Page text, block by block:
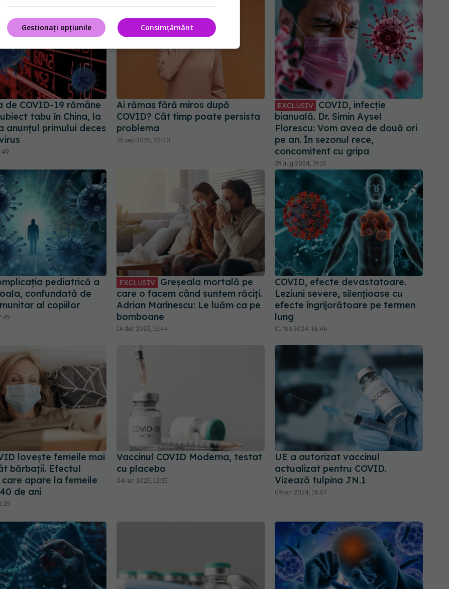
de COVID-19 rămâne
tabu în China, la
anunțul primului deces
Ai rămas fără miros după
COVID? Cât timp poate persista
problema
25 sep 2025, 22:40
EXCLUSIV
COVID, infecție
bianuală. Dr. Simin Aysel
Florescu: Vom avea de două ori
pe an. În sezonul rece,
concomitent cu gripa
29 aug 2024, 19:13
pediatrică a
confundată de
al copiilor
EXCLUSIV
Greșeala mortală pe
care o facem când suntem răciți.
Adrian Marinescu: Le luăm ca pe
bomboane
14 dec 2023, 15:44
COVID, efecte devastatoare.
Leziuni severe, silențioase cu
efecte îngrijorătoare pe termen
lung
01 feb 2024, 16:46
lovește femeile mai
bărbații. Efectul
care apare la femeile
de ani
Vaccinul COVID Moderna, testat
cu placebo
04 iun 2025, 12:35
UE a autorizat vaccinul
actualizat pentru COVID.
Vizează tulpina JN.1
09 oct 2024, 18:07
Consimțământ
Gestionați opțiunile